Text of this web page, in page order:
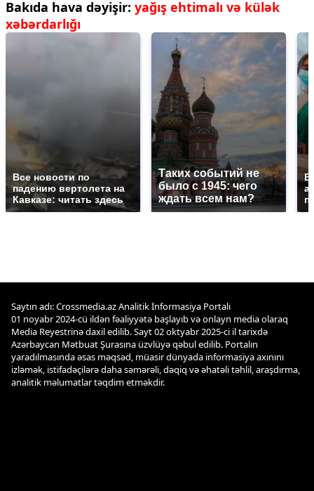
Bakıda hava dəyişir: yağış ehtimalı və külək
xəbərdarlığı
Все новости по
падению вертолета на
Кавказе: читать здесь
Таких событий не
было с 1945: чего
ждать всем нам?
В
Saytın adı: Crossmedia.az Analitik İnformasiya Portalı
01 noyabr 2024-cü ildən fəaliyyətə başlayıb və onlayn media olaraq
Media Reyestrinə daxil edilib. Sayt 02 oktyabr 2025-ci il tarixdə
Azərbaycan Mətbuat Şurasına üzvlüyə qəbul edilib. Portalın
yaradılmasında əsas məqsəd, müasir dünyada informasiya axınını
izləmək, istifadəçilərə daha səmərəli, dəqiq və əhatəli təhlil, araşdırma,
analitik məlumatlar təqdim etməkdir.